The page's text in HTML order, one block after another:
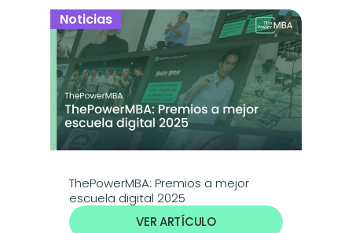
Noticias
ThePowerMBA: Premios a mejor
escuela digital 2025
VER ARTÍCULO